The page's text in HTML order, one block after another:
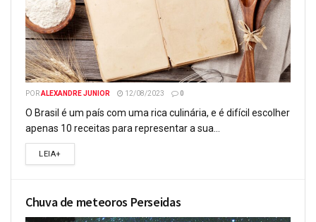
PORALEXANDRE JUNIOR 12/08/2023 0
O Brasil é um país com uma rica culinária, e é difícil escolher
apenas 10 receitas para representar a sua...
LEIA+
Chuva de meteoros Perseidas